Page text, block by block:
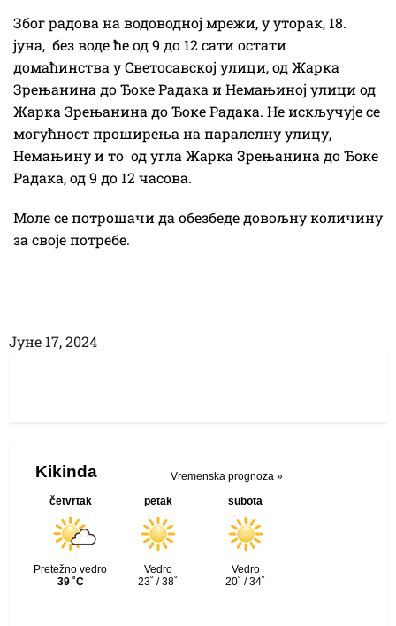
Због радова на водоводној мрежи, у уторак, 18.
јуна, без воде ће од 9 до 12 сати остати
домаћинства у Светосавској улици, од Жарка
Зрењанина до Ђоке Радака и Немањиној улици од
Жарка Зрењанина до Ђоке Радака. Не искључује се
могућност проширења на паралелну улицу,
Немањину и то од угла Жарка Зрењанина до Ђоке
Радака, од 9 до 12 часова.
Моле се потрошачи да обезбеде довољну количину
за своје потребе.
Јуне 17, 2024